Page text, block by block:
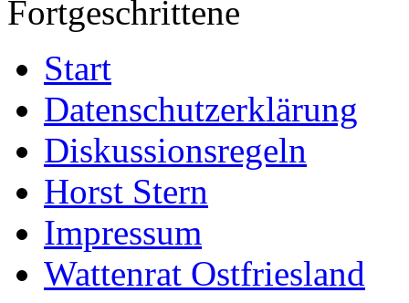
Start
Datenschutzerklärung
Diskussionsregeln
Horst Stern
Impressum
Wattenrat Ostfriesland